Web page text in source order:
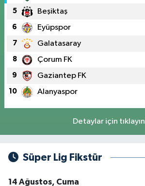
5 Beşiktaş
6 Eyüpspor
7 Galatasaray
8 Çorum FK
9 Gaziantep FK
10 Alanyaspor
Detaylar için tıklayın
Süper Lig Fikstür
14 Ağustos, Cuma